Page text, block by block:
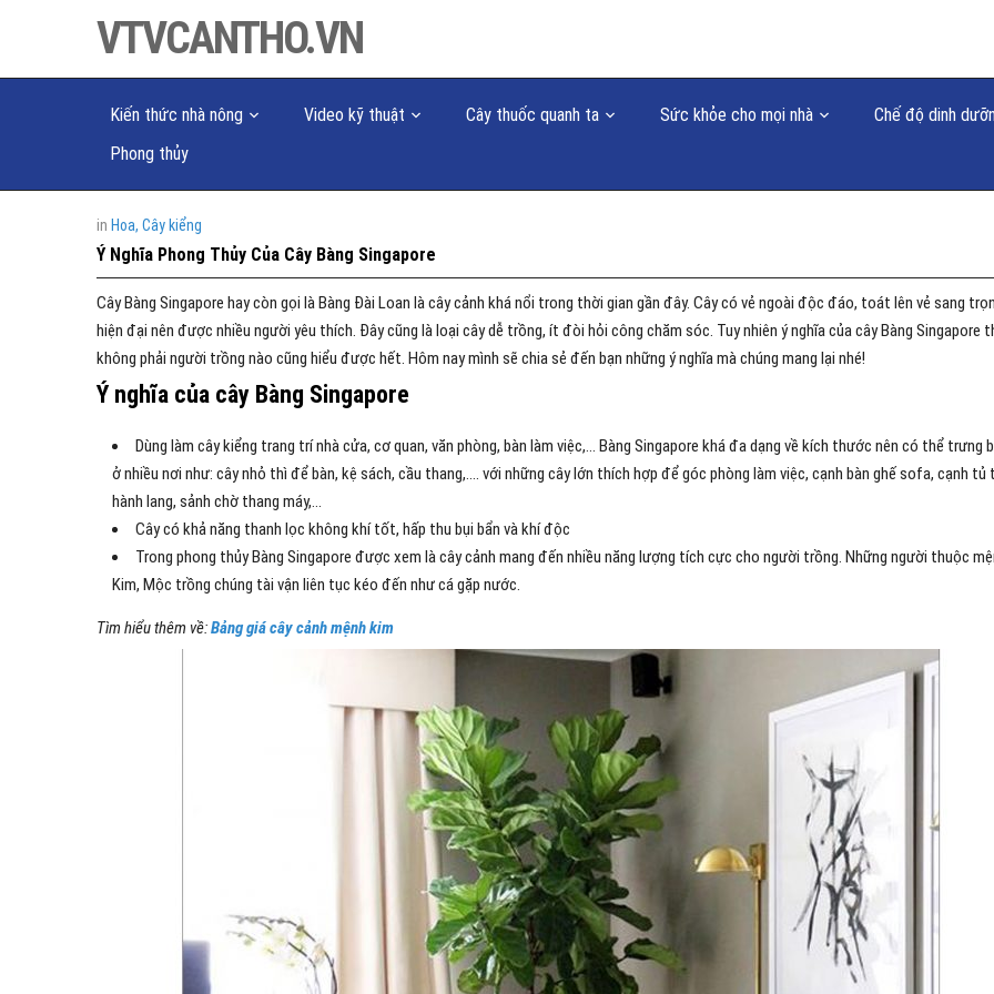
VTVCANTHO.VN
Kiến thức nhà nông Video kỹ thuật Cây thuốc quanh ta Sức khỏe cho mọi nhà
Chế độ dinh
Phong thủy
in Hoa, Cây kiểng
Ý Nghĩa Phong Thủy Của Cây Bàng Singapore
Cây Bàng Singapore hay còn gọi là Bàng Đài Loan là cây cảnh khá nổi trong thời gian gần đây. Cây có vẻ ngoài độc đáo, toát lên vẻ sang
hiện đại nên được nhiều người yêu thích. Đây cũng là loại cây dễ trồng, ít đòi hỏi công chăm sóc. Tuy nhiên ý nghĩa của cây Bàng Singapore
không phải người trồng nào cũng hiểu được hết. Hôm nay mình sẽ chia sẻ đến bạn những ý nghĩa mà chúng mang lại nhé!
Ý nghĩa của cây Bàng Singapore
Dùng làm cây kiểng trang trí nhà cửa, cơ quan, văn phòng, bàn làm việc,… Bàng Singapore khá đa dạng về kích thước nên có thể trưng
ở nhiều nơi như: cây nhỏ thì để bàn, kệ sách, cầu thang,…. với những cây lớn thích hợp để góc phòng làm việc, cạnh bàn ghế sofa, cạnh tủ
hành lang, sảnh chờ thang máy,…
Cây có khả năng thanh lọc không khí tốt, hấp thu bụi bẩn và khí độc
Trong phong thủy Bàng Singapore được xem là cây cảnh mang đến nhiều năng lượng tích cực cho người trồng. Những người thuộc
Kim, Mộc trồng chúng tài vận liên tục kéo đến như cá gặp nước.
Tìm hiểu thêm về:Bảng giá cây cảnh mệnh kim